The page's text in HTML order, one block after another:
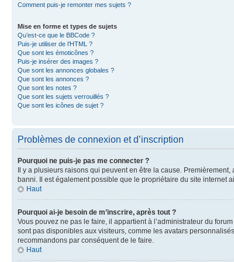
Comment puis-je remonter mes sujets ?
Mise en forme et types de sujets
Qu’est-ce que le BBCode ?
Puis-je utiliser de l’HTML ?
Que sont les émoticônes ?
Puis-je insérer des images ?
Que sont les annonces globales ?
Que sont les annonces ?
Que sont les notes ?
Que sont les sujets verrouillés ?
Que sont les icônes de sujet ?
Problèmes de connexion et d’inscription
Pourquoi ne puis-je pas me connecter ?
Il y a plusieurs raisons qui peuvent en être la cause.
banni. Il est également possible que le propriétaire du site internet
Haut
Pourquoi ai-je besoin de m’inscrire, après tout ?
Vous pouvez ne pas le faire, il appartient à l’administrateur du
sont pas disponibles aux visiteurs, comme les avatars
recommandons par conséquent de le faire.
Haut